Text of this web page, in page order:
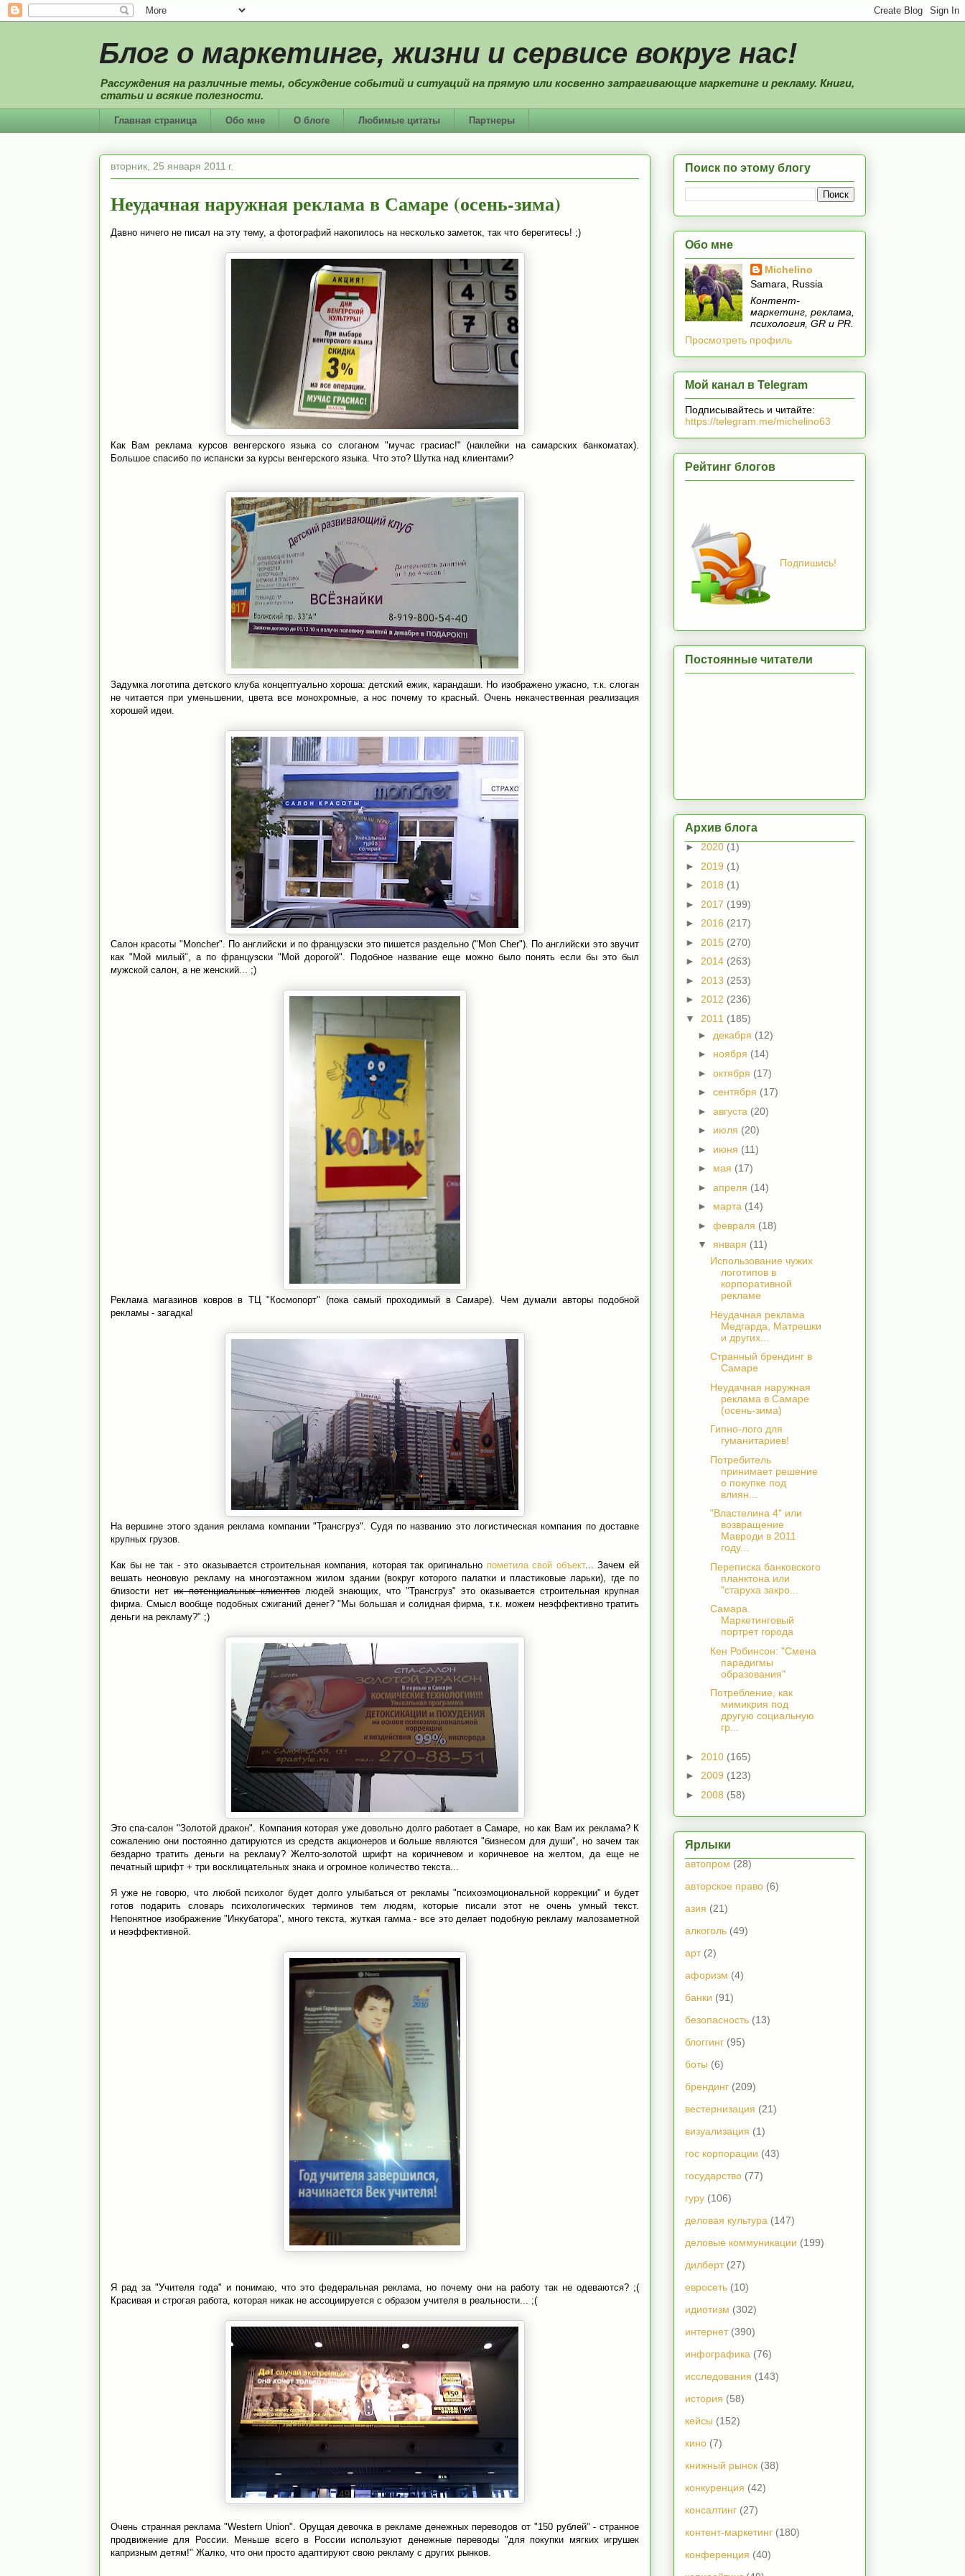
Блог о маркетинге, жизни и сервисе вокруг нас!
Рассуждения на различные темы, обсуждение событий и ситуаций на прямую или косвенно затрагивающие маркетинг и рекламу. Книги,
статьи и всякие полезности.
Главная страница Обо мне О блоге Любимые цитаты Партнеры
вторник, 25 января 2011 г.
Неудачная наружная реклама в Самаре (осень-зима)
Давно ничего не писал на эту тему, а фотографий накопилось на несколько заметок, так что берегитесь! ;)
Как Вам реклама курсов венгерского языка со слоганом "мучас грасиас!" (наклейки на самарских банкоматах).
Большое спасибо по испански за курсы венгерского языка. Что это? Шутка над клиентами?
Задумка логотипа детского клуба концептуально хороша: детский ежик, карандаши. Но изображено ужасно, т.к. слоган
не читается при уменьшении, цвета все монохромные, а нос почему то красный. Очень некачественная реализация
хорошей идеи.
Салон красоты "Moncher". По английски и по французски это пишется раздельно ("Mon Cher"). По английски это звучит
как "Мой милый", а по французски "Мой дорогой". Подобное название еще можно было понять если бы это был
мужской салон, а не женский... ;)
Реклама магазинов ковров в ТЦ "Космопорт" (пока самый проходимый в Самаре). Чем думали авторы подобной
рекламы - загадка!
На вершине этого здания реклама компании "Трансгруз". Судя по названию это логистическая компания по доставке
крупных грузов.
Как бы не так - это оказывается строительная компания, которая так оригинально пометила свой объект... Зачем ей
вешать неоновую рекламу на многоэтажном жилом здании (вокруг которого палатки и пластиковые ларьки), где по
близости нет их потенциальных клиентов людей знающих, что "Трансгруз" это оказывается строительная крупная
фирма. Смысл вообще подобных сжиганий денег? "Мы большая и солидная фирма, т.к. можем неэффективно тратить
деньги на рекламу?" ;)
Это спа-салон "Золотой дракон". Компания которая уже довольно долго работает в Самаре, но как Вам их реклама? К
сожалению они постоянно датируются из средств акционеров и больше являются "бизнесом для души", но зачем так
бездарно тратить деньги на рекламу? Желто-золотой шрифт на коричневом и коричневое на желтом, да еще не
печатный шрифт + три восклицательных знака и огромное количество текста...
Я уже не говорю, что любой психолог будет долго улыбаться от рекламы "психоэмоциональной коррекции" и будет
готов подарить словарь психологических терминов тем людям, которые писали этот не очень умный текст.
Непонятное изображение "Инкубатора", много текста, жуткая гамма - все это делает подобную рекламу малозаметной
и неэффективной.
Я рад за "Учителя года" и понимаю, что это федеральная реклама, но почему они на работу так не одеваются? ;(
Красивая и строгая работа, которая никак не ассоциируется с образом учителя в реальности... ;(
Очень странная реклама "Western Union". Орущая девочка в рекламе денежных переводов от "150 рублей" - странное
продвижение для России. Меньше всего в России используют денежные переводы "для покупки мягких игрушек
капризным детям!" Жалко, что они просто адаптируют свою рекламу с других рынков.
Поиск по этому блогу
Обо мне
Michelino
Samara, Russia
Контент-
маркетинг, реклама,
психология, GR и PR.
Просмотреть профиль
Мой канал в Telegram
Подписывайтесь и читайте:
https://telegram.me/michelino63
Рейтинг блогов
Подпишись!
Постоянные читатели
Архив блога
► 2020 (1)
► 2019 (1)
► 2018 (1)
► 2017 (199)
► 2016 (217)
► 2015 (270)
► 2014 (263)
► 2013 (253)
► 2012 (236)
▼ 2011 (185)
► декабря (12)
► ноября (14)
► октября (17)
► сентября (17)
► августа (20)
► июля (20)
► июня (11)
► мая (17)
► апреля (14)
► марта (14)
► февраля (18)
▼ января (11)
Использование чужих
логотипов в
корпоративной
рекламе
Неудачная реклама
Медгарда, Матрешки
и других...
Странный брендинг в
Самаре
Неудачная наружная
реклама в Самаре
(осень-зима)
Гипно-лого для
гуманитариев!
Потребитель
принимает решение
о покупке под
влиян...
"Властелина 4" или
возвращение
Мавроди в 2011
году...
Переписка банковского
планктона или
"старуха закро...
Самара.
Маркетинговый
портрет города
Кен Робинсон: "Смена
парадигмы
образования"
Потребление, как
мимикрия под
другую социальную
гр...
► 2010 (165)
► 2009 (123)
► 2008 (58)
Ярлыки
автопром (28)
авторское право (6)
азия (21)
алкоголь (49)
арт (2)
афоризм (4)
банки (91)
безопасность (13)
блоггинг (95)
боты (6)
брендинг (209)
вестернизация (21)
визуализация (1)
гос корпорации (43)
государство (77)
гуру (106)
деловая культура (147)
деловые коммуникации (199)
дилберт (27)
евросеть (10)
идиотизм (302)
интернет (390)
инфографика (76)
исследования (143)
история (58)
кейсы (152)
кино (7)
книжный рынок (38)
конкуренция (42)
консалтинг (27)
контент-маркетинг (180)
конференция (40)